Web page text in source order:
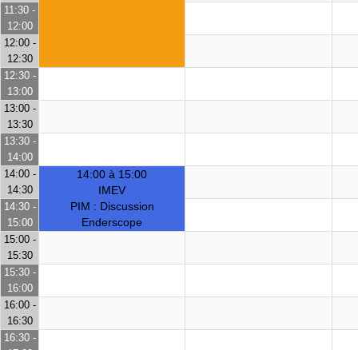
11:30 -
12:00
12:00 -
12:30
12:30 -
13:00
13:00 -
13:30
13:30 -
14:00
14:00 -
14:30
14:00 à 15:00
IMEV
PIM : Discussion
Enderscope
14:30 -
15:00
15:00 -
15:30
15:30 -
16:00
16:00 -
16:30
16:30 -